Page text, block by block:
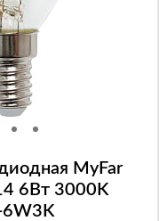
MyFar
6Вт 3000K
6W3K